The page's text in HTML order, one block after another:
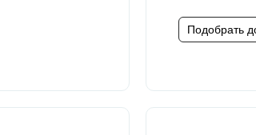
Подобрать